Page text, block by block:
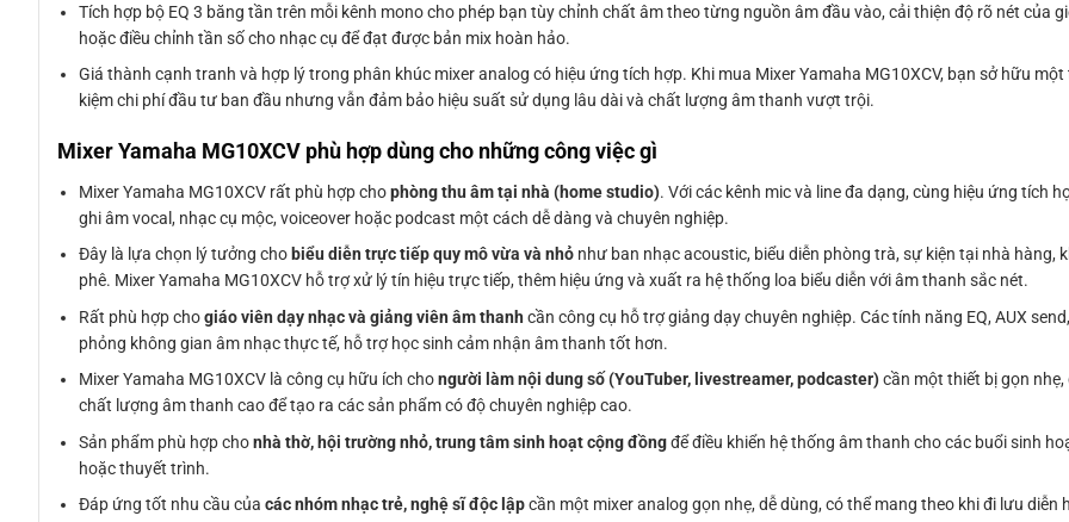
Tích hợp bộ EQ 3 băng tần trên mỗi kênh mono cho phép bạn tùy chỉnh chất âm theo từng nguồn âm đầu vào, cải thiện độ rõ nét của
hoặc điều chỉnh tần số cho nhạc cụ để đạt được bản mix hoàn hảo.
Giá thành cạnh tranh và hợp lý trong phân khúc mixer analog có hiệu ứng tích hợp. Khi mua Mixer Yamaha MG10XCV, bạn sở hữu
kiệm chi phí đầu tư ban đầu nhưng vẫn đảm bảo hiệu suất sử dụng lâu dài và chất lượng âm thanh vượt trội.
Mixer Yamaha MG10XCV phù hợp dùng cho những công việc gì
Mixer Yamaha MG10XCV rất phù hợp chophòng thu âm tại nhà (home studio). Với các kênh mic và line đa dạng, cùng hiệu ứng tích
ghi âm vocal, nhạc cụ mộc, voiceover hoặc podcast một cách dễ dàng và chuyên nghiệp.
Đây là lựa chọn lý tưởng cho biểu diễn trực tiếp quy mô vừa và nhỏ như ban nhạc acoustic, biểu diễn phòng trà, sự kiện tại nhà hàng,
phê. Mixer Yamaha MG10XCV hỗ trợ xử lý tín hiệu trực tiếp, thêm hiệu ứng và xuất ra hệ thống loa biểu diễn với âm thanh sắc nét.
Rất phù hợp chogiáo viên dạy nhạc và giảng viên âm thanh cần công cụ hỗ trợ giảng dạy chuyên nghiệp. Các tính năng EQ, AUX
phỏng không gian âm nhạc thực tế, hỗ trợ học sinh cảm nhận âm thanh tốt hơn.
Mixer Yamaha MG10XCV là công cụ hữu ích chongười làm nội dung số (YouTuber, livestreamer, podcaster)cần một thiết bị gọn
chất lượng âm thanh cao để tạo ra các sản phẩm có độ chuyên nghiệp cao.
Sản phẩm phù hợp chonhà thờ, hội trường nhỏ, trung tâm sinh hoạt cộng đồngđể điều khiển hệ thống âm thanh cho các buổi sinh
hoặc thuyết trình.
Đáp ứng tốt nhu cầu củacác nhóm nhạc trẻ, nghệ sĩ độc lậpcần một mixer analog gọn nhẹ, dễ dùng, có thể mang theo khi đi lưu diễn